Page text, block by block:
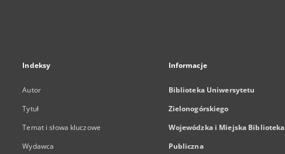
Indeksy
Autor
Tytuł
Temat i słowa kluczowe
Wydawca
Informacje
Biblioteka Uniwersytetu
Zielonogórskiego
Wojewódzka i Miejska Biblioteka
Publiczna